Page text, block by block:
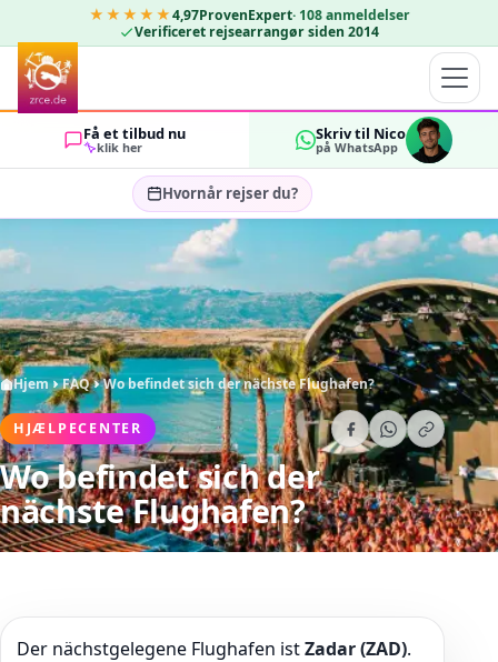
★★★★★4,97ProvenExpert· 108 anmeldelser
Verificeret rejsearrangør siden 2014
Få et tilbud nu
klik her
Skriv til Nico
på WhatsApp
Hvornår rejser du?
Vælg rejsedatoer…
GÆSTER
2 OK
Hjem FAQ Wo befindet sich der nächste Flughafen?
HJÆLPECENTER
Wo befindet sich der
nächste Flughafen?
Der nächstgelegene Flughafen istZadar (ZAD).